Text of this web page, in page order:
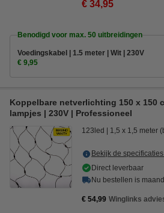
€ 34,95
Benodigd voor max. 50 uitbreidingen
Voedingskabel | 1.5 meter | Wit | 230V
€ 9,95
Koppelbare netverlichting 150 x 150
lampjes | 230V | Professioneel
123led 1,5 x 1,5 meter
Bekijk de
Direct leverbaar
Nu bestellen is
€ 54,99 Winglinks